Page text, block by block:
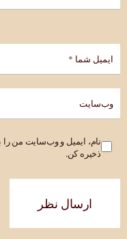
نام، ایمیل و وب‌سایت من را
ذخیره کن.
ارسال نظر